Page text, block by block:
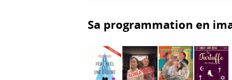
Sa programmation en